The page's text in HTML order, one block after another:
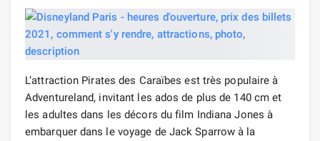
L’attraction Pirates des Caraïbes est très populaire à
Adventureland, invitant les ados de plus de 140 cm et
les adultes dans les décors du film Indiana Jones à
embarquer dans le voyage de Jack Sparrow à la